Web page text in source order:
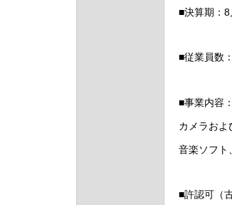
■決算期：8
■従業員数
■事業内容：
カメラおよ
音楽ソフト
■許認可（